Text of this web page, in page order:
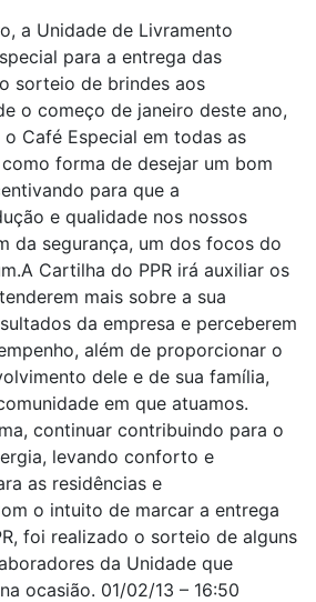
a Unidade de Livramento
para a entrega das
sorteio de brindes aos
o começo de janeiro deste ano,
Café Especial em todas as
forma de desejar um bom
para que a
e qualidade nos nossos
da segurança, um dos focos do
Cartilha do PPR irá auxiliar os
mais sobre a sua
da empresa e perceberem
além de proporcionar o
dele e de sua família,
em que atuamos.
continuar contribuindo para o
levando conforto e
as residências e
o intuito de marcar a entrega
foi realizado o sorteio de alguns
da Unidade que
ocasião. 01/02/13 – 16:50